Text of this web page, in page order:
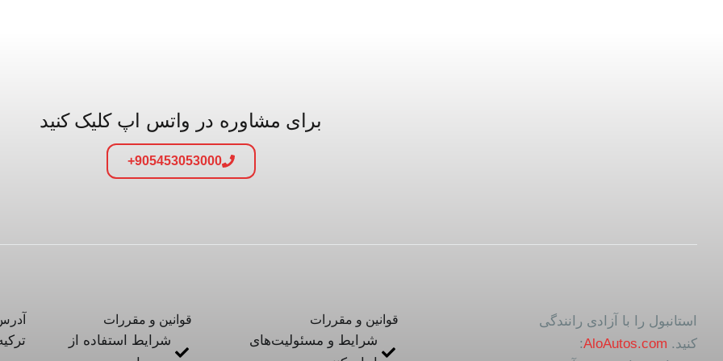
برای مشاوره در واتس اپ کلیک کنید
905453053000+
استانبول را با آزادی رانندگی
کنید. AloAutos.com
:
قوانین و مقررات
شرایط و مسئولیت‌های
قوانین و مقررات
شرایط استفاده از